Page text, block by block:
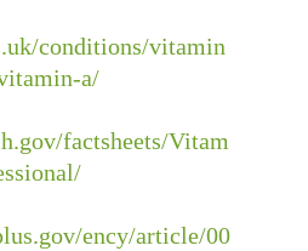
conditions/vitamin
a/
factsheets/Vitam
ency/article/00